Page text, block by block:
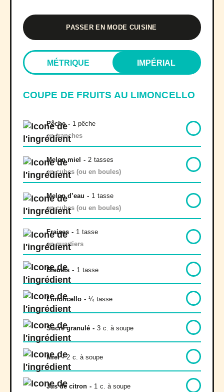
PASSER EN MODE CUISINE
MÉTRIQUE IMPÉRIAL
COUPE DE FRUITS AU LIMONCELLO
Pêche - 1 pêche
en tranches
Melon miel - 2 tasses
en cubes (ou en boules)
Melon d’eau - 1 tasse
en cubes (ou en boules)
Fraises - 1 tasse
en quartiers
Bleuets - 1 tasse
Limoncello - ¼ tasse
Sucre granulé - 3 c. à soupe
Miel - 2 c. à soupe
Jus de citron - 1 c. à soupe